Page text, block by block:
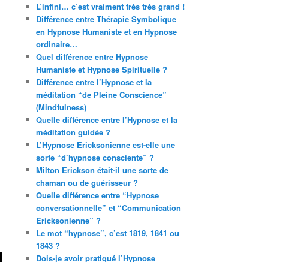
L’infini… c’est vraiment très très grand !
Différence entre Thérapie Symbolique
en Hypnose Humaniste et en Hypnose
ordinaire…
Quel différence entre Hypnose
Humaniste et Hypnose Spirituelle ?
Différence entre l’Hypnose et la
méditation “de Pleine Conscience”
(Mindfulness)
Quelle différence entre l’Hypnose et la
méditation guidée ?
L’Hypnose Ericksonienne est-elle une
sorte “d’hypnose consciente” ?
Milton Erickson était-il une sorte de
chaman ou de guérisseur ?
Quelle différence entre “Hypnose
conversationnelle” et “Communication
Ericksonienne” ?
Le mot “hypnose”, c’est 1819, 1841 ou
1843 ?
Dois-je avoir pratiqué l’Hypnose